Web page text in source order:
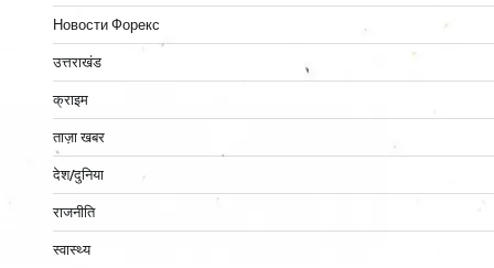
Новости Форекс
उत्तराखंड
क्राइम
ताज़ा खबर
देश/दुनिया
राजनीति
स्वास्थ्य